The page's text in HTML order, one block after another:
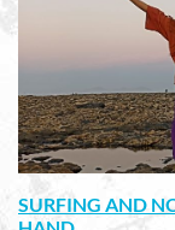
SURFING AND